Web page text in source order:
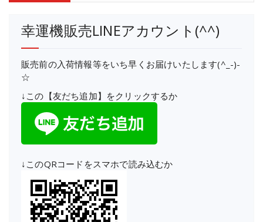
幸運機販売LINEアカウント(^^)
販売前の入荷情報等をいち早くお届けいたします(^_-)-
☆
↓この【友だち追加】をクリックするか
↓このQRコードをスマホで読み込むか